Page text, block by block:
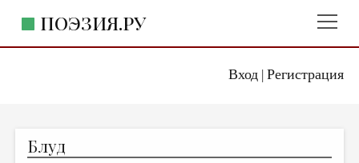
Вход| Регистрация
ПОЭЗИЯ.РУ
ЖАНРЫ
Блуд